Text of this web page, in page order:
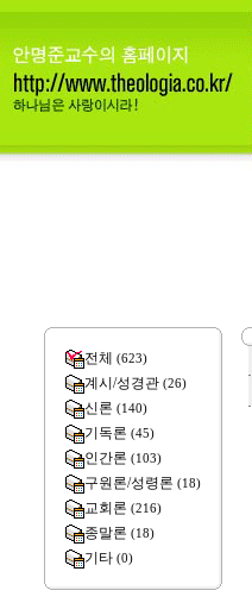
전체 (623)
계시/성경관 (26)
신론 (140)
기독론 (45)
인간론 (103)
구원론/성령론 (18)
교회론 (216)
종말론 (18)
기타 (0)